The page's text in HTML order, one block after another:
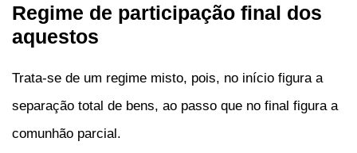
Regime de participação final dos
aquestos
Trata-se de um regime misto, pois, no início figura a
separação total de bens, ao passo que no final figura a
comunhão parcial.